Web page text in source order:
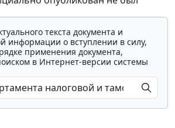
текста документа и
информации о вступлении в силу,
применения документа,
в Интернет-версии системы